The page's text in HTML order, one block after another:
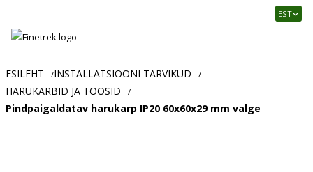
Usaldusväärne
ja
tööstusautomaatika
pood
EST
ESILEHT /INSTALLATSIOONI TARVIKUD /
HARUKARBID JA TOOSID /
Pindpaigaldatav harukarp IP20 60x60x29 mm valge